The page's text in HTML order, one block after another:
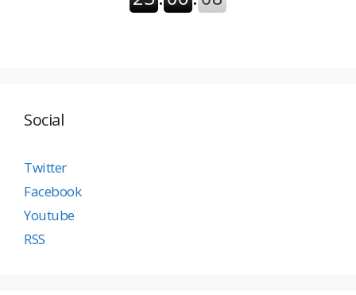
Social
Twitter
Facebook
Youtube
RSS